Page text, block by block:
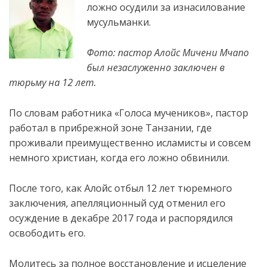
ложно осудили за изнасилование
мусульманки.
Фото: пастор Алойс Мичени Мчапо
был незаслуженно заключен в
тюрьму на 12 лет.
По словам работника «Голоса мучеников», пастор
работал в прибрежной зоне Танзании, где
проживали преимущественно исламисты и совсем
немного христиан, когда его ложно обвинили.
После того, как Алойс отбыл 12 лет тюремного
заключения, апелляционный суд отменил его
осуждение в декабре 2017 года и распорядился
освободить его.
Молитесь за полное восстановление и исцеление